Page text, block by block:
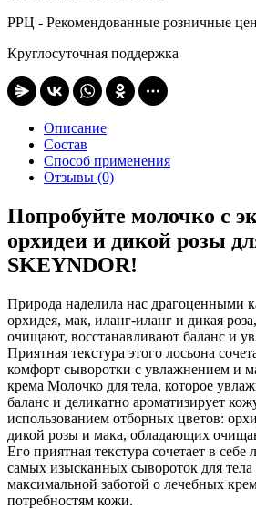
РРЦ - Рекомендованные розничные
Круглосуточная поддержка
Описание
Состав
Способ применения
Отзывы (0)
Попробуйте молочко с
орхидеи и дикой розы
SKEYNDOR!
Природа наделила нас драгоценными
орхидея, мак, иланг-иланг и дикая
очищают, восстанавливают баланс и
Приятная текстура этого лосьона
комфорт сыворотки с увлажнением и
крема Молочко для тела, которое
баланс и деликатно ароматизирует
использованием отборных цветов:
дикой розы и мака, обладающих
Его приятная текстура сочетает в себе
самых изысканных сывороток для
максимальной заботой о лечебных
потребностям кожи.